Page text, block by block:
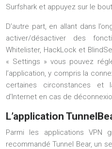
Surfshark et appuyez sur le
D’autre part, en allant dans
activer/désactiver des
Whitelister, HackLock et
« Settings » vous pouvez
l’application, y compris la
certaines circonstances et
d’Internet en cas de
L’application
Parmi les applications VPN
recommandé Tunnel Bear, un